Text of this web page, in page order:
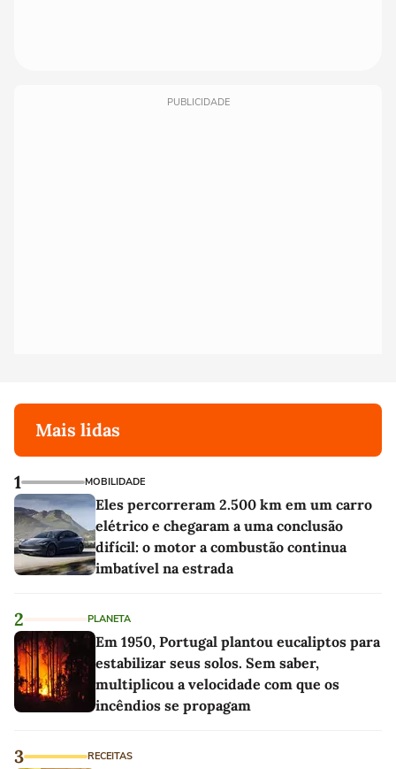
PUBLICIDADE
Mais lidas
1 MOBILIDADE
Eles percorreram 2.500 km em um carro
elétrico e chegaram a uma conclusão
difícil: o motor a combustão continua
imbatível na estrada
2 PLANETA
Em 1950, Portugal plantou eucaliptos para
estabilizar seus solos. Sem saber,
multiplicou a velocidade com que os
incêndios se propagam
3 RECEITAS